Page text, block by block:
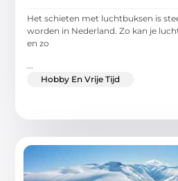
Het schieten met luchtbuksen is
worden in Nederland. Zo kan je
en zo
Hobby En Vrije Tijd